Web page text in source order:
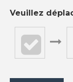
Veuillez